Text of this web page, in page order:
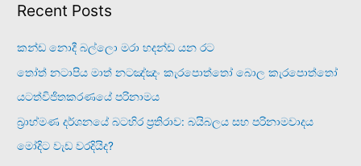
Recent Posts
කන්ඩ නොදී බල්ලො මරා හදන්ඩ යන රට
තෝත් නටාපිය මාත් නටඤ්ඤං කැරපොත්තෝ බොල කැරපොත්තෝ
යටත්විජිතකරණයේ පරිනාමය
බ්‍රාහ්මණ දර්ශනයේ බටහිර ප්‍රතිරාව: බයිබලය සහ පරිනාමවාදය
මෝදිට වැඩ වරදියිද?